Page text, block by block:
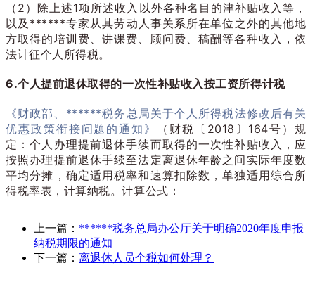
（2）除上述1项所述收入以外各种名目的津补贴收入等，
以及******专家从其劳动人事关系所在单位之外的其他地
方取得的培训费、讲课费、顾问费、稿酬等各种收入，依
法计征个人所得税。
6.个人提前退休取得的一次性补贴收入按工资所得计税
《财政部、******税务总局关于个人所得税法修改后有关
优惠政策衔接问题的通知》
（财税〔2018〕164号）规
定：个人办理提前退休手续而取得的一次性补贴收入，应
按照办理提前退休手续至法定离退休年龄之间实际年度数
平均分摊，确定适用税率和速算扣除数，单独适用综合所
得税率表，计算纳税。计算公式：
上一篇： ******税务总局办公厅关于明确2020年度申报
纳税期限的通知
下一篇： 离退休人员个税如何处理？